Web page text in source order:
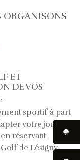
ORGANISONS
ET
DE VOS
sportif à part
votre journée
réservant
de Lésigny-